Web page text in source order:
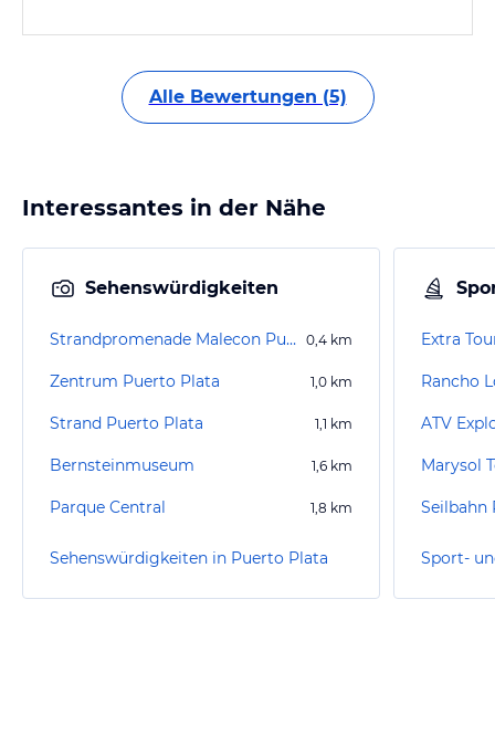
Alle Bewertungen (5)
Interessantes in der Nähe
Sehenswürdigkeiten
Strandpromenade Malecon Puerto Plata 0,4 km
Zentrum Puerto Plata 1,0 km
Strand Puerto Plata 1,1 km
Bernsteinmuseum 1,6 km
Parque Central 1,8 km
Sehenswürdigkeiten in Puerto Plata
Extra
Rancho
ATV
Marysol
Seilbahn